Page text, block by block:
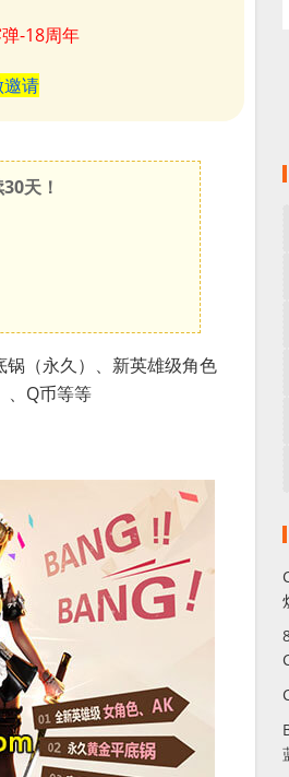
-18周年
请
天！
锅（永久）、新英雄级角色
、Q币等等